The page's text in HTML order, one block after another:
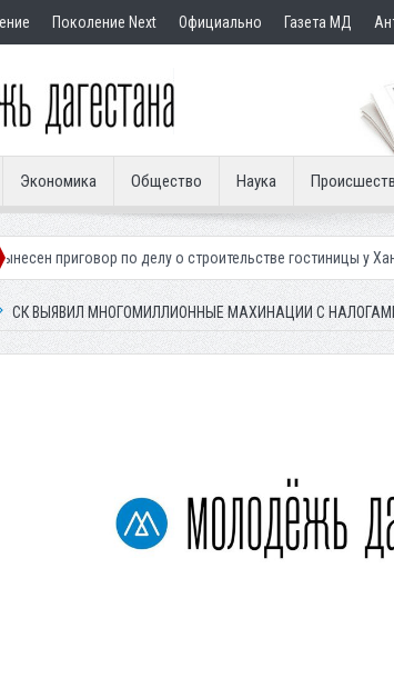
Поколение Next Официально Газета МД
Экономика Общество Наука
по делу о строительстве гостиницы у Ханагского
СК ВЫЯВИЛ МНОГОМИЛЛИОННЫЕ МАХИНАЦИИ С